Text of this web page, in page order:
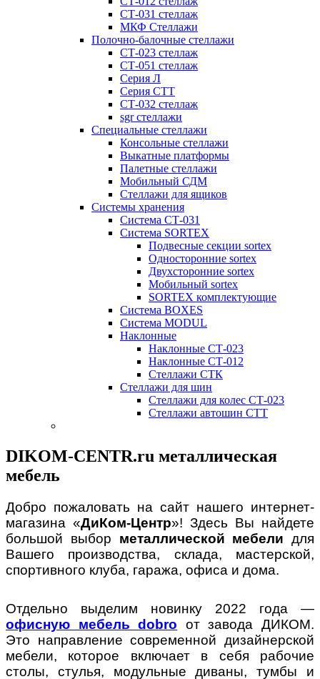
СТ-031 стеллаж
МКФ Стеллажи
Полочно-балочные стеллажи
СТ-023 стеллаж
СТ-051 стеллаж
Серия Л
Серия СТТ
СТ-032 стеллаж
sgr стеллажи
Специальные стеллажи
Консольные стеллажи
Выкатные платформы
Палетные стеллажи
Мобильный СДМ
Стеллажи для ящиков
Системы хранения
Система СТ-031
Система SORTEX
Подвесные секции sortex
Односторонние sortex
Двухсторонние sortex
Мобильный sortex
SORTEX комплектующие
Система BOXES
Система MODUL
Наклонные
Наклонные СТ-023
Наклонные СТ-012
Стеллажи СТК
Стеллажи для шин
Стеллажи для колес СТ-023
Стеллажи автошин СТТ
DIKOM-CENTR.ru металлическая
мебель
Добро пожаловать на сайт нашего интернет-
магазина «ДиКом-Центр»! Здесь Вы найдете
большой выбор металлической мебели для
Вашего производства, склада, мастерской,
спортивного клуба, гаража, офиса и дома.
Отдельно выделим новинку 2022 года —
офисную мебель dobro от завода ДИКОМ.
Это направление современной дизайнерской
мебели, которое включает в себя рабочие
столы, стулья, модульные диваны, тумбы и